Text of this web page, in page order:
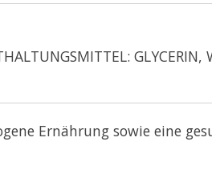
GLYCERIN,
Ernährung sowie eine